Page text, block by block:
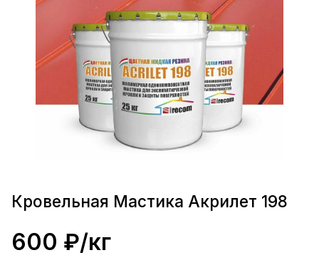
Кровельная Мастика Акрилет 198
600 ₽/кг